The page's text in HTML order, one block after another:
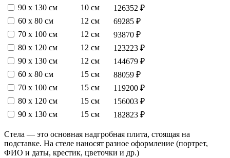
90 х 130 см
10 см
126352 ₽
60 х 80 см
12 см
69285 ₽
70 х 100 см
12 см
93870 ₽
80 х 120 см
12 см
123223 ₽
90 х 130 см
12 см
144679 ₽
60 х 80 см
15 см
88059 ₽
70 х 100 см
15 см
119200 ₽
80 х 120 см
15 см
156003 ₽
90 х 130 см
15 см 182823 ₽
Стела — это основная надгробная плита, стоящая на
подставке. На стеле наносят разное оформление (портрет,
ФИО и даты, крестик, цветочки и др.)